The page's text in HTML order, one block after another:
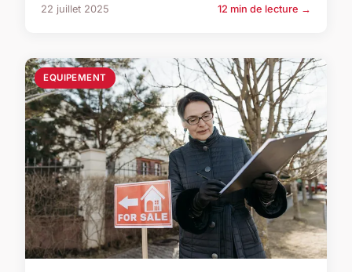
22 juillet 2025 12 min de lecture →
EQUIPEMENT